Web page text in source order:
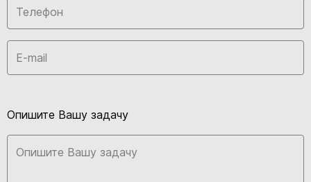
Опишите Вашу задачу